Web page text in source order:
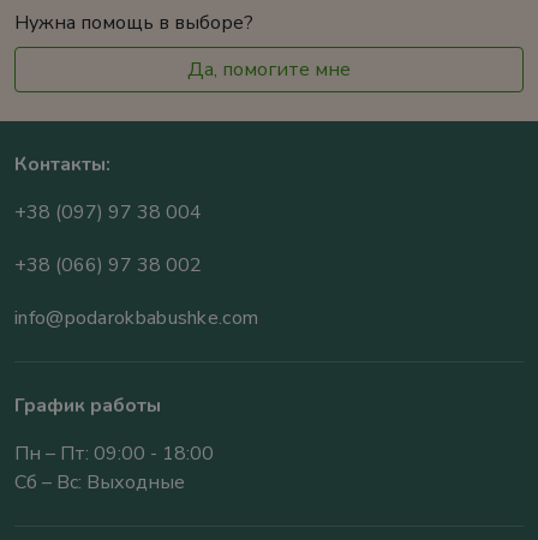
Нужна помощь в выборе?
Да, помогите мне
Контакты:
+38 (097) 97 38 004
+38 (066) 97 38 002
info@podarokbabushke.com
График работы
Пн – Пт: 09:00 - 18:00
Сб – Вс: Выходные